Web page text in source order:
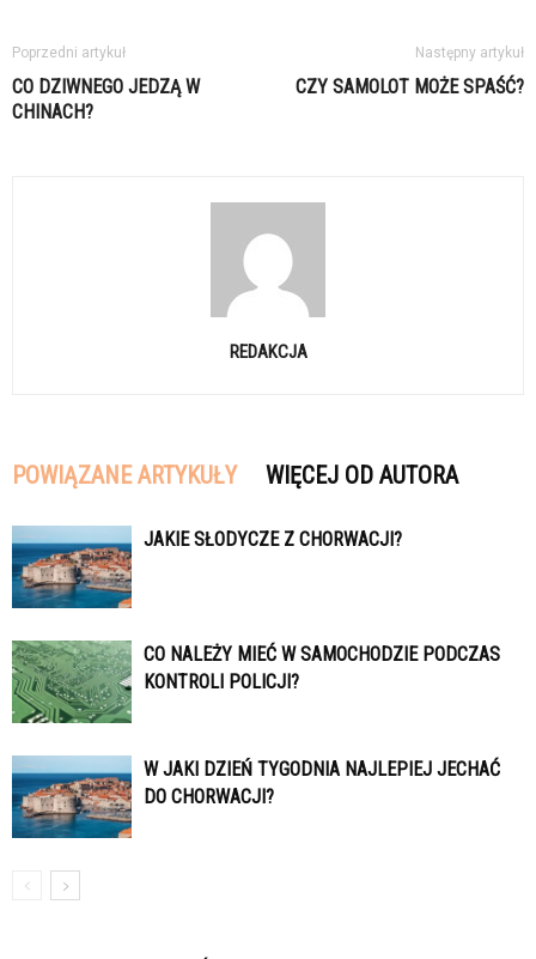
Poprzedni artykuł
CO DZIWNEGO JEDZĄ W
CHINACH?
Następny artykuł
CZY SAMOLOT MOŻE SPAŚĆ?
REDAKCJA
POWIĄZANE ARTYKUŁY WIĘCEJ OD AUTORA
JAKIE SŁODYCZE Z CHORWACJI?
CO NALEŻY MIEĆ W SAMOCHODZIE PODCZAS
KONTROLI POLICJI?
W JAKI DZIEŃ TYGODNIA NAJLEPIEJ JECHAĆ
DO CHORWACJI?